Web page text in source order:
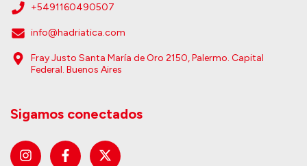
+5491160490507
info@hadriatica.com
Fray Justo Santa María de Oro 2150, Palermo. Capital
Federal. Buenos Aires
Sigamos conectados